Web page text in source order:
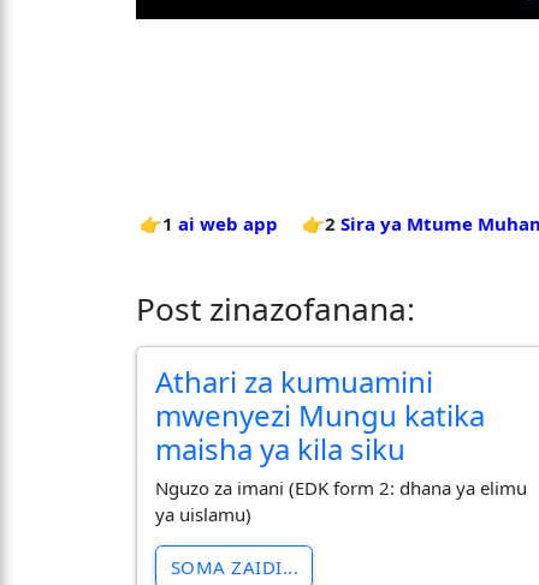
👉1 ai web app 👉2 Sira ya Mtume
Post zinazofanana:
Athari za kumuamini
mwenyezi Mungu katika
maisha ya kila siku
Nguzo za imani (EDK form 2: dhana ya elimu
ya uislamu)
SOMA ZAIDI...